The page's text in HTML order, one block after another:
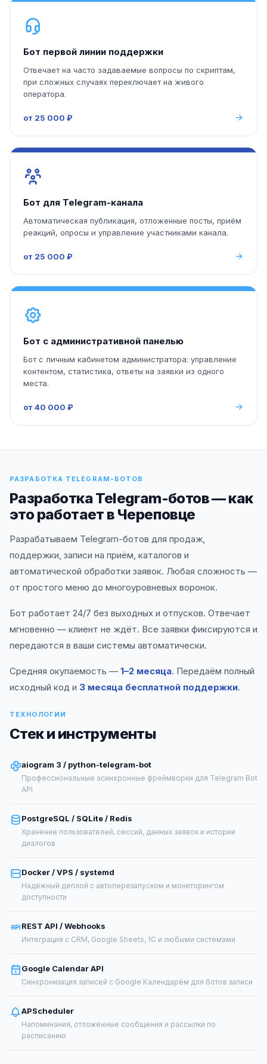
Бот первой линии поддержки
Отвечает на часто задаваемые вопросы по скриптам,
при сложных случаях переключает на живого
оператора.
от 25 000 ₽
Бот для Telegram-канала
Автоматическая публикация, отложенные посты, приём
реакций, опросы и управление участниками канала.
от 25 000 ₽
Бот с административной панелью
Бот с личным кабинетом администратора: управление
контентом, статистика, ответы на заявки из одного
места.
от 40 000 ₽
РАЗРАБОТКА TELEGRAM-БОТОВ
Разработка Telegram-ботов — как
это работает в Череповце
Разрабатываем Telegram-ботов для продаж,
поддержки, записи на приём, каталогов и
автоматической обработки заявок. Любая сложность —
от простого меню до многоуровневых воронок.
Бот работает 24/7 без выходных и отпусков. Отвечает
мгновенно — клиент не ждёт. Все заявки фиксируются и
передаются в ваши системы автоматически.
Средняя окупаемость — 1–2 месяца. Передаём полный
исходный код и 3 месяца бесплатной поддержки.
ТЕХНОЛОГИИ
Стек и инструменты
aiogram 3 / python-telegram-bot
Профессиональные асинхронные фреймворки для Telegram Bot
API
PostgreSQL / SQLite / Redis
Хранение пользователей, сессий, данных заявок и истории
диалогов
Docker / VPS / systemd
Надёжный деплой с автоперезапуском и мониторингом
доступности
REST API / Webhooks
Интеграция с CRM, Google Sheets, 1С и любыми системами
Google Calendar API
Синхронизация записей с Google Календарём для ботов записи
APScheduler
Напоминания, отложенные сообщения и рассылки по
расписанию